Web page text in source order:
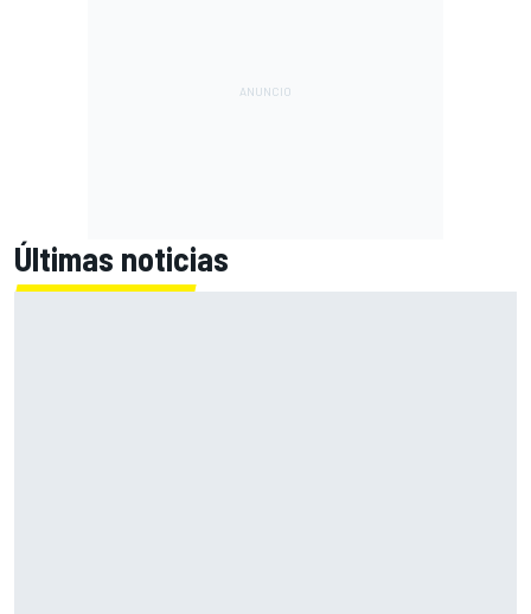
Últimas noticias